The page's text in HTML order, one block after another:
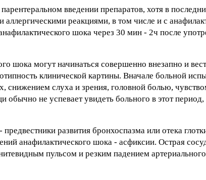
введении препаратов, хотя в
реакциями, в том числе и с
шока через 30 мин - 2ч после
шока могут начинаться совершенно внезапно и
клинической картины. Вначале больной
слуха и зрения, головной болью,
не успевает увидеть больного в этот
развития бронхоспазма или отека
анафилактического шока - асфиксии. Острая
пульсом и резким падением